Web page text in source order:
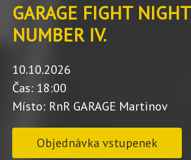
GARAGE FIGHT NIGHT
NUMBER IV.
10.10.2026
Čas: 18:00
Místo: RnR GARAGE Martinov
Objednávka vstupenek